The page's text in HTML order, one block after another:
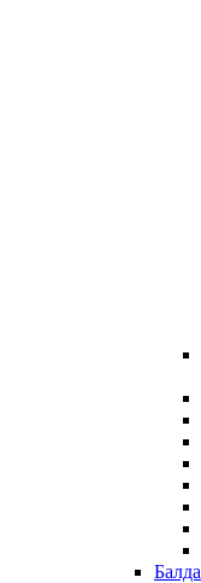
Балда